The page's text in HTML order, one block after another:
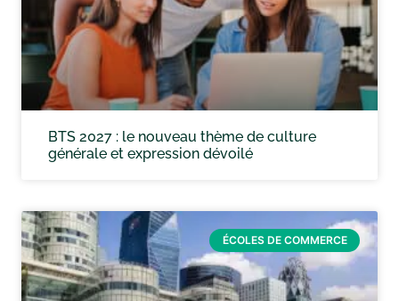
BTS 2027 : le nouveau thème de culture
générale et expression dévoilé
ÉCOLES DE COMMERCE